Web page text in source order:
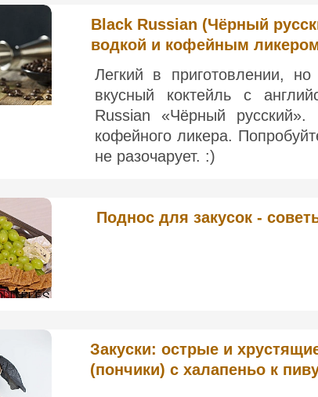
Black Russian (Чёрный
водкой и кофейным
Легкий в приготовлении,
вкусный коктейль с
Russian «Чёрный русский».
кофейного ликера.
не разочарует. :)
Поднос для закусок -
Закуски: острые и
(пончики) с халапеньо к